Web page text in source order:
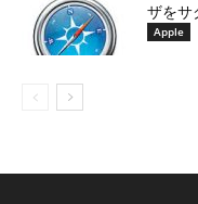
ザをサ
Apple